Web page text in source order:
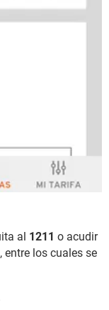
al 1211 o acudir
entre los cuales se